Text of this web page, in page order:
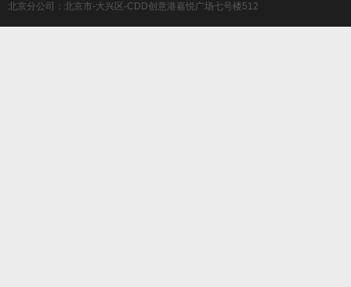
北京分公司：北京市-大兴区-CDD创意港嘉悦广场七号楼512